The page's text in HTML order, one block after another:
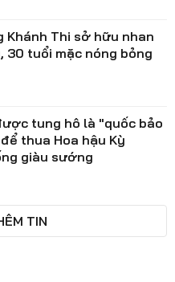
Khánh Thi sở hữu nhan
30 tuổi mặc nóng bỏng
tung hô là "quốc bảo
thua Hoa hậu Kỳ
giàu sướng
TIN